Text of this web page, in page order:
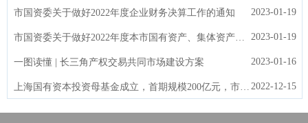
2023-01-19
市国资委关于做好2022年度企业财务决算工作的通知
2023-01-19
市国资委关于做好2022年度本市国有资产、集体资产统计及报告编制工作的通知
2023-01-16
一图读懂 | 长三角产权交易共同市场建设方案
2022-12-15
上海国有资本投资母基金成立，首期规模200亿元，市委副书记、市长龚正揭牌